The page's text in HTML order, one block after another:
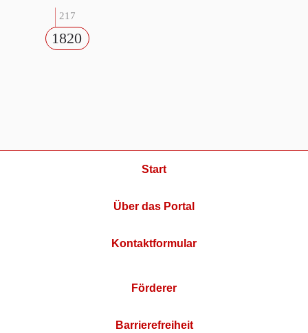
217
1820
Start
Über das Portal
Kontaktformular
Förderer
Barrierefreiheit